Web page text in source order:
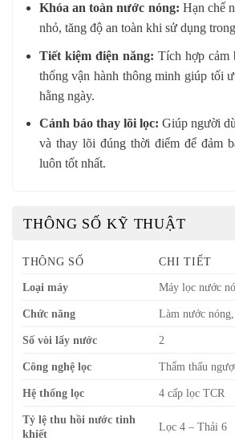
Khóa an toàn nước nóng: Hạn chế
nhỏ, tăng độ an toàn khi sử dụng
Tiết kiệm điện năng: Tích hợp cảm
thống vận hành thông minh giúp tối
hằng ngày.
Cảnh báo thay lõi lọc: Giúp người
và thay lõi đúng thời điểm để đảm
luôn tốt nhất.
THÔNG SỐ KỸ THUẬT
THÔNG SỐ
CHI TIẾT
Loại máy
Máy lọc nước
Chức năng Làm nước
Số vòi lấy nước 2
Công nghệ lọc Thẩm thấu
Hệ thống lọc 4 cấp lọc TCR
Tỷ lệ thu hồi nước tinh
khiết
Lọc 4 – Thải 6